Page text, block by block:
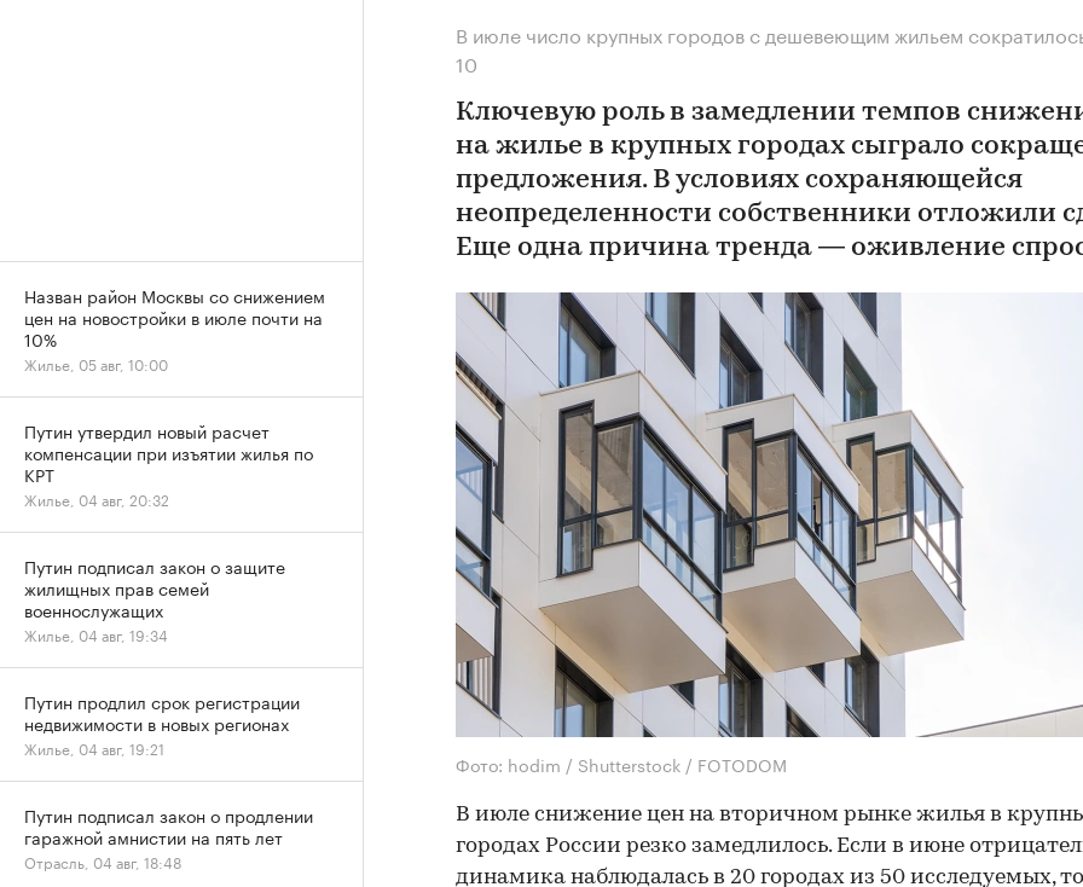
В июле число крупных городов с дешевеющим жильем
10
Ключевую роль в замедлении темпов
на жилье в крупных городах сыграло
предложения. В условиях сохраняющейся
неопределенности собственники отложили
Еще одна причина тренда — оживление
Фото: hodim / Shutterstock / FOTODOM
В июле снижение цен на вторичном рынке жилья в
городах России резко замедлилось. Если в июне
динамика наблюдалась в 20 городах из 50 исследуемых,
Назван район Москвы со снижением
цен на новостройки в июле почти на
10%
Жилье, 05 авг, 10:00
Путин утвердил новый расчет
компенсации при изъятии жилья по
КРТ
Жилье, 04 авг, 20:32
Путин подписал закон о защите
жилищных прав семей
военнослужащих
Жилье, 04 авг, 19:34
Путин продлил срок регистрации
недвижимости в новых регионах
Жилье, 04 авг, 19:21
Путин подписал закон о продлении
гаражной амнистии на пять лет
Отрасль, 04 авг, 18:48